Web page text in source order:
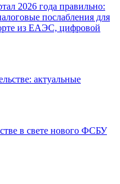
2026 года правильно:
послабления для
из ЕАЭС, цифровой
актуальные
в свете нового ФСБУ